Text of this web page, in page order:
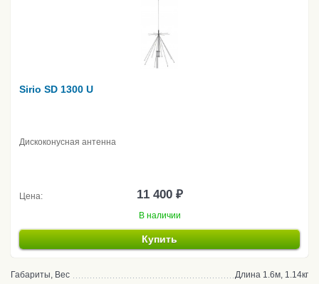
Sirio SD 1300 U
Дискоконусная антенна
Цена: 11 400 ₽
В наличии
Купить
Габариты, Вес
Длина 1.6м, 1.14кг